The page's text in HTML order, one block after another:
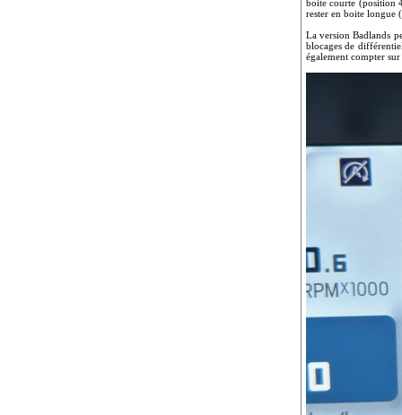
boite courte (position
rester en boite longue
La version Badlands
blocages de
également compter